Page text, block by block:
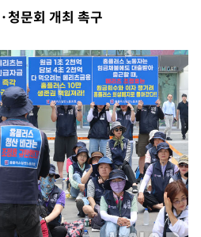
청문회 개최 촉구